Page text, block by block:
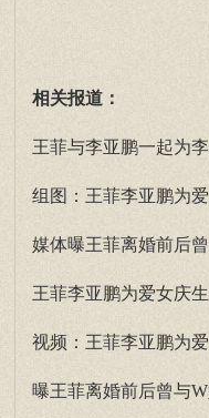
相关报道：
王菲与李亚鹏一起为
组图：王菲李亚鹏为
媒体曝王菲离婚前后
王菲李亚鹏为爱女庆
视频：王菲李亚鹏为
曝王菲离婚前后曾与